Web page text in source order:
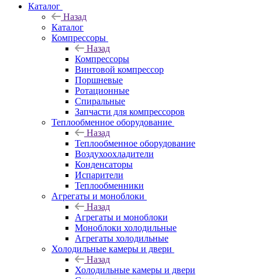
Каталог
Назад
Каталог
Компрессоры
Назад
Компрессоры
Винтовой компрессор
Поршневые
Ротационные
Спиральные
Запчасти для компрессоров
Теплообменное оборудование
Назад
Теплообменное оборудование
Воздухоохладители
Конденсаторы
Испарители
Теплообменники
Агрегаты и моноблоки
Назад
Агрегаты и моноблоки
Моноблоки холодильные
Агрегаты холодильные
Холодильные камеры и двери
Назад
Холодильные камеры и двери